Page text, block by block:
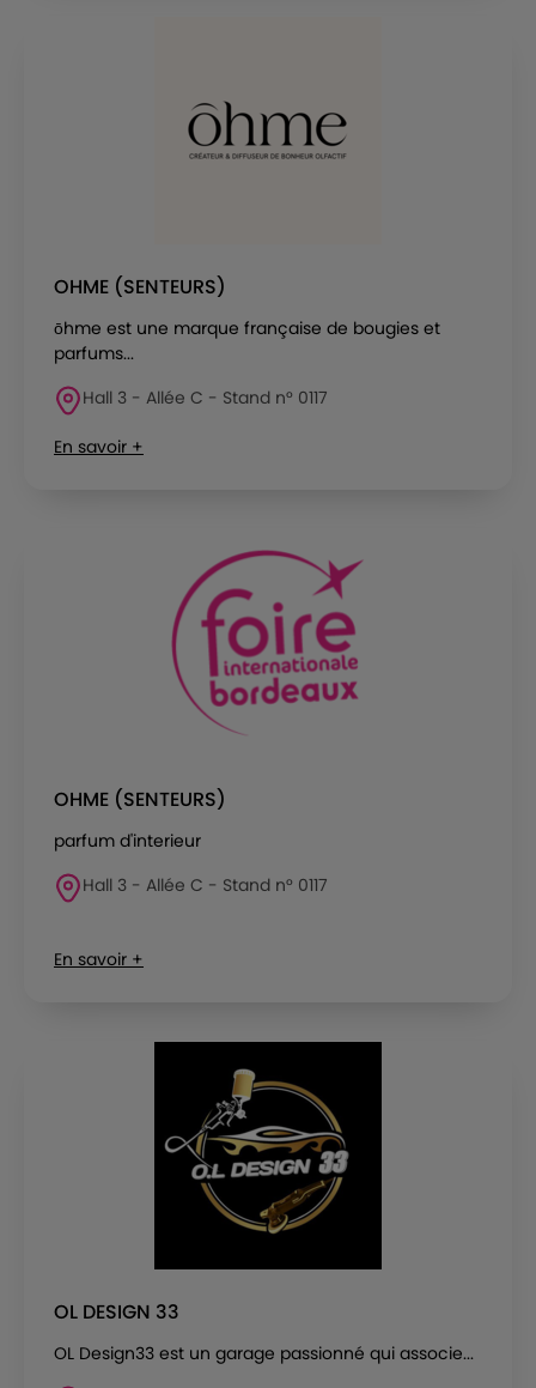
OHME (SENTEURS)
ōhme est une marque française de bougies et
parfums...
Hall 3 - Allée C - Stand n° 0117
En savoir +
OHME (SENTEURS)
parfum d'interieur
Hall 3 - Allée C - Stand n° 0117
En savoir +
OL DESIGN 33
OL Design33 est un garage passionné qui associe...